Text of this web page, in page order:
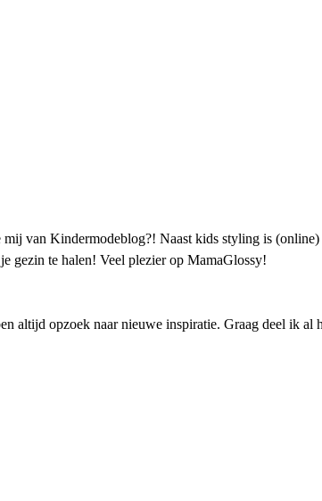
van Kindermodeblog?! Naast kids styling is (online)
gezin te halen! Veel plezier op MamaGlossy!
altijd opzoek naar nieuwe inspiratie. Graag deel ik al